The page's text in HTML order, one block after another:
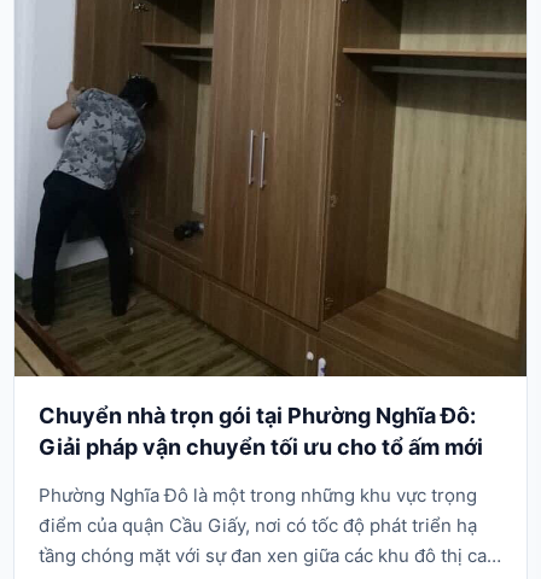
Chuyển nhà trọn gói tại Phường Nghĩa Đô:
Giải pháp vận chuyển tối ưu cho tổ ấm mới
Phường Nghĩa Đô là một trong những khu vực trọng
điểm của quận Cầu Giấy, nơi có tốc độ phát triển hạ
tầng chóng mặt với sự đan xen giữa các khu đô thị cao